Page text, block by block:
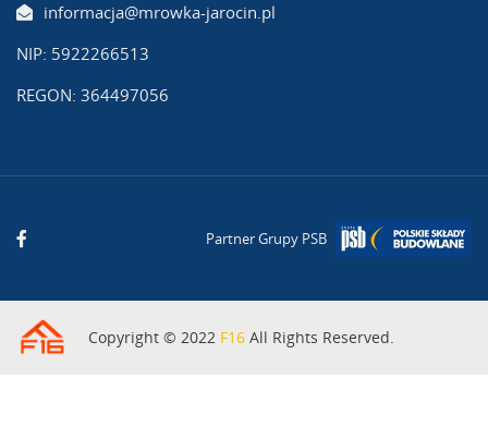
informacja@mrowka-jarocin.pl
NIP: 5922266513
REGON: 364497056
Partner Grupy PSB
Copyright © 2022 F16 All Rights Reserved.